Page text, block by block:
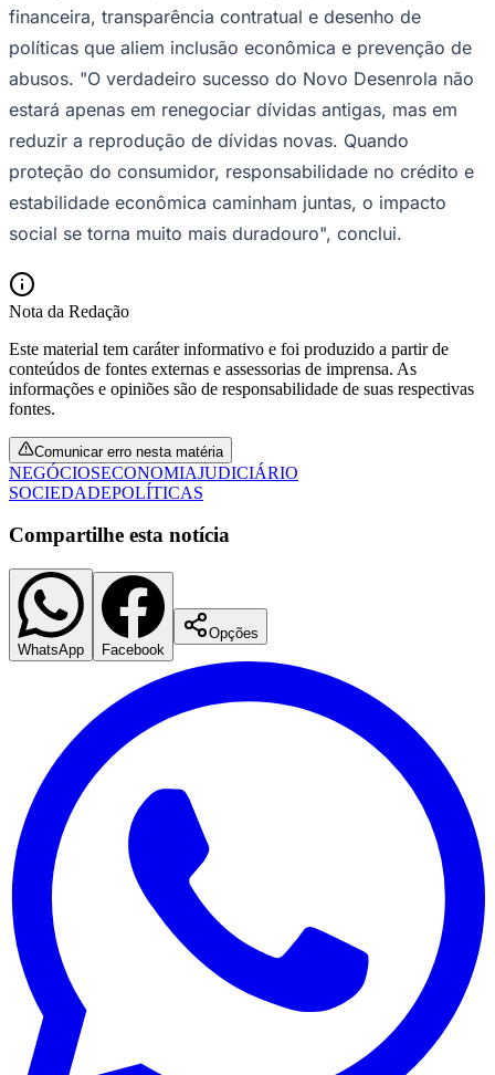
Fluminense
financeira, transparência contratual e desenho de
políticas que aliem inclusão econômica e prevenção de
abusos. "O verdadeiro sucesso do Novo Desenrola não
estará apenas em renegociar dívidas antigas, mas em
reduzir a reprodução de dívidas novas. Quando
proteção do consumidor, responsabilidade no crédito e
estabilidade econômica caminham juntas, o impacto
social se torna muito mais duradouro", conclui.
Nota da Redação
Este material tem caráter informativo e foi produzido a partir de
conteúdos de fontes externas e assessorias de imprensa. As
informações e opiniões são de responsabilidade de suas respectivas
fontes.
Comunicar erro nesta matéria
NEGÓCIOSECONOMIAJUDICIÁRIO
SOCIEDADEPOLÍTICAS
Compartilhe esta notícia
WhatsApp Facebook
Opções